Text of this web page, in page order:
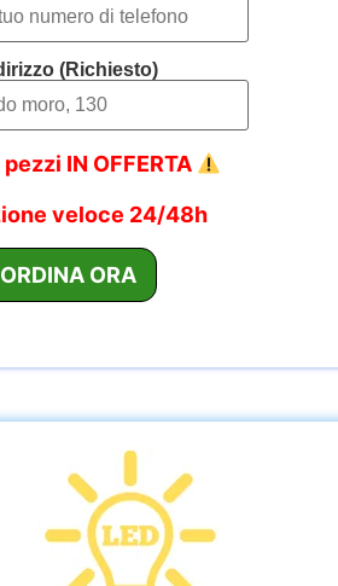
(Richiesto)
IN OFFERTA
veloce 24/48h